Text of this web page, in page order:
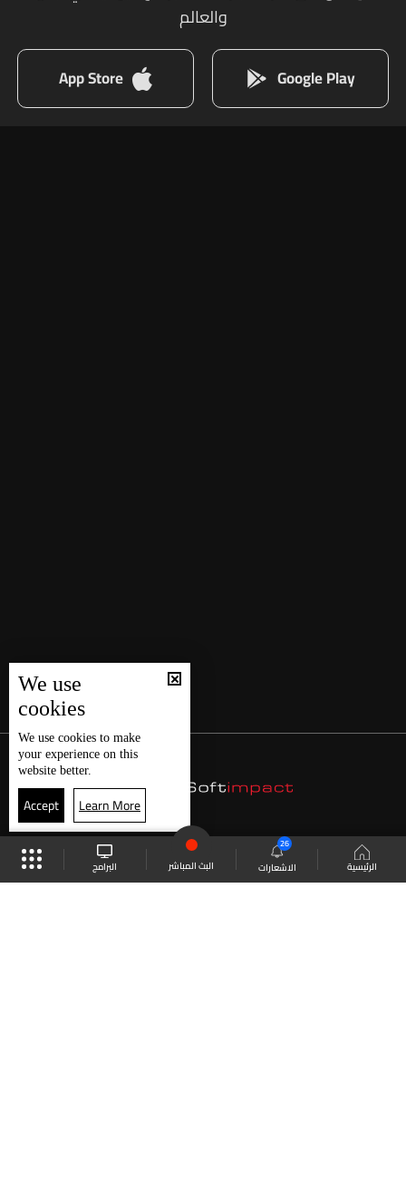
الرئيسية الاشعارات
26
البث المباشر البرامج
والعالم
Google Play
App Store
We use
cookies
We use cookies to make
your experience on this
website better.
Accept Learn More
موقع البرامج الجدول البث المباشر